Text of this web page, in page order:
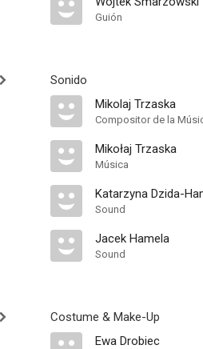
Guión
Sonido
Mikolaj Trzaska
Compositor de la
Mikołaj Trzaska
Música
Katarzyna Dzida-
Sound
Jacek Hamela
Sound
Costume & Make-Up
Ewa Drobiec